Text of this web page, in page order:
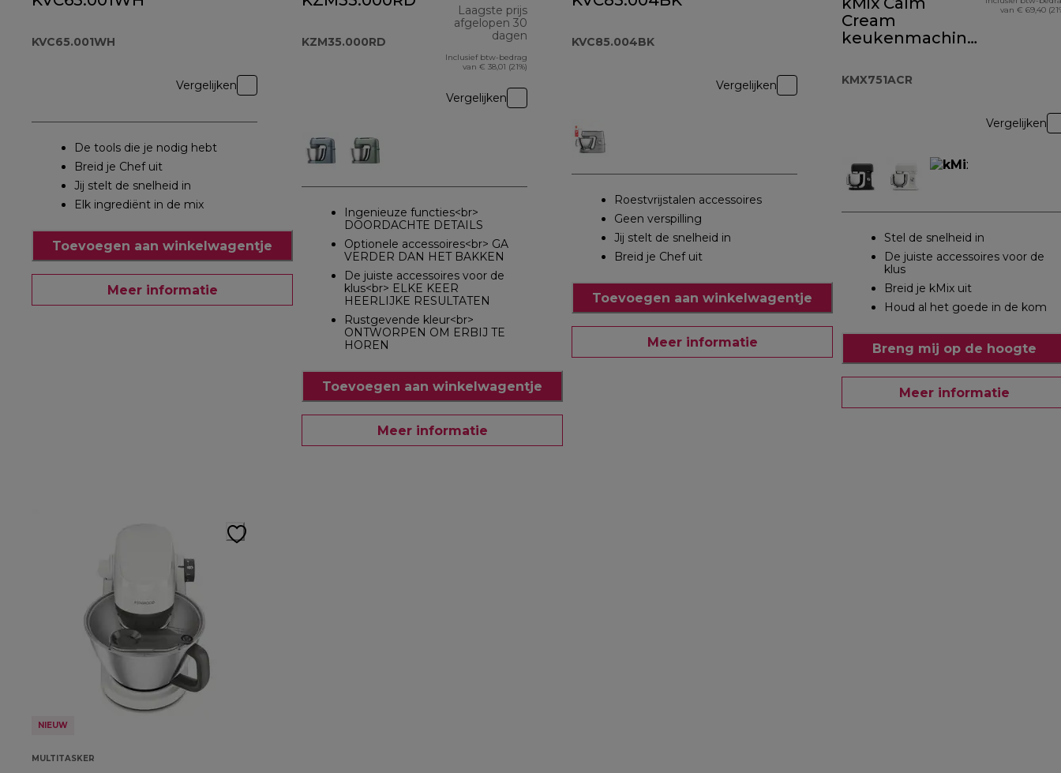
KVC65.001WH
Vergelijken
De tools die je nodig hebt
Breid je Chef uit
Jij stelt de snelheid in
Elk ingrediënt in de mix
Toevoegen aan winkelwagentje
Meer informatie
KZM35.000RD
Laagste prijs
afgelopen 30
dagen
Inclusief btw-bedrag
van € 38,01 (21%)
Vergelijken
Ingenieuze functies<br>
DOORDACHTE DETAILS
Optionele accessoires<br> GA
VERDER DAN HET BAKKEN
De juiste accessoires voor de
klus<br> ELKE KEER
HEERLIJKE RESULTATEN
Rustgevende kleur<br>
ONTWORPEN OM ERBIJ TE
HOREN
Toevoegen aan winkelwagentje
Meer informatie
KVC85.004BK
Vergelijken
Roestvrijstalen accessoires
Geen verspilling
Jij stelt de snelheid in
Breid je Chef uit
Toevoegen aan winkelwagentje
Meer informatie
Cream
keukenmachine
KMX751ACR
van € 69,40
Vergelijken
Stel de snelheid in
De juiste accessoires voor de
klus
Breid je kMix uit
Houd al het goede in de kom
Breng mij op de hoogte
Meer informatie
NIEUW
MULTITASKER